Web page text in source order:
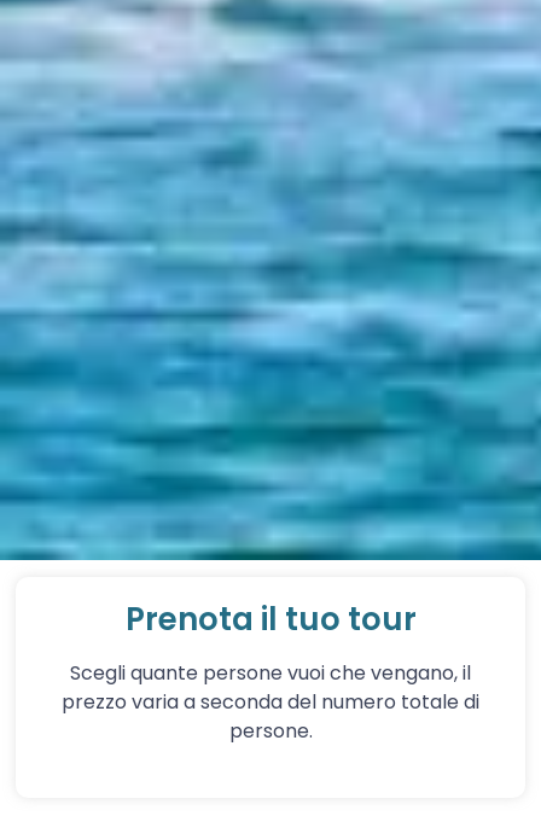
Prenota il tuo tour
Scegli quante persone vuoi che vengano, il
prezzo varia a seconda del numero totale di
persone.